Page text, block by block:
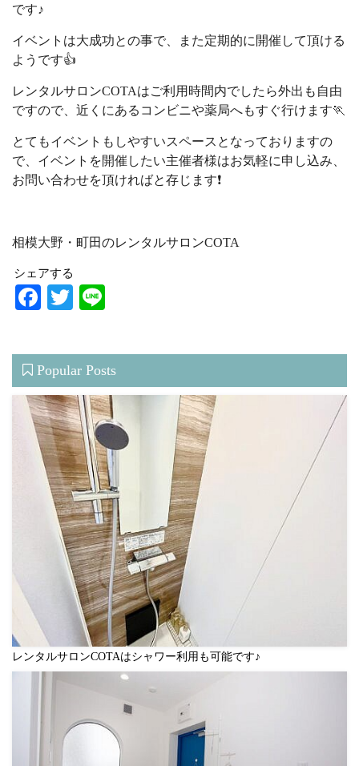
です♪
イベントは大成功との事で、また定期的に開催して頂ける
ようです👍
レンタルサロンCOTAはご利用時間内でしたら外出も自由
ですので、近くにあるコンビニや薬局へもすぐ行けます🏃
とてもイベントもしやすいスペースとなっておりますの
で、イベントを開催したい主催者様はお気軽に申し込み、
お問い合わせを頂ければと存じます❗️
相模大野・町田のレンタルサロンCOTA
シェアする
Facebook
Twitter
Popular Posts
レンタルサロンCOTAはシャワー利用も可能です♪